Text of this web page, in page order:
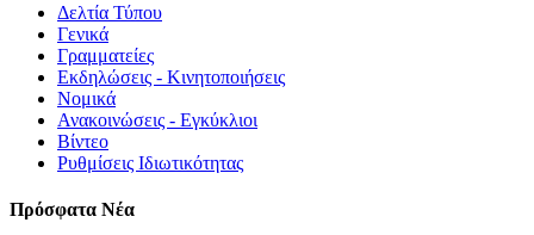
Δελτία Τύπου
Γενικά
Γραμματείες
Εκδηλώσεις - Κινητοποιήσεις
Νομικά
Ανακοινώσεις - Εγκύκλιοι
Βίντεο
Ρυθμίσεις Ιδιωτικότητας
Πρόσφατα Νέα